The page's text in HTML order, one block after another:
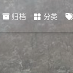
归档 分类